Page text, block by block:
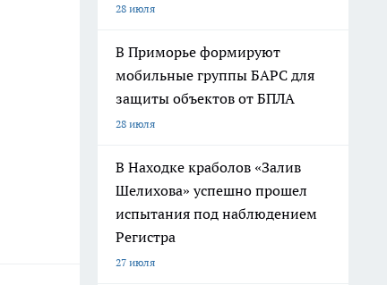
28 июля
В Приморье формируют
мобильные группы БАРС для
защиты объектов от БПЛА
28 июля
В Находке краболов «Залив
Шелихова» успешно прошел
испытания под наблюдением
Регистра
27 июля